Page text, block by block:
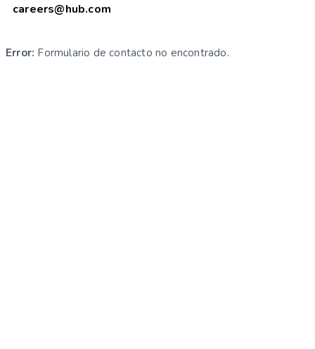
careers@hub.com
Error: Formulario de contacto no encontrado.